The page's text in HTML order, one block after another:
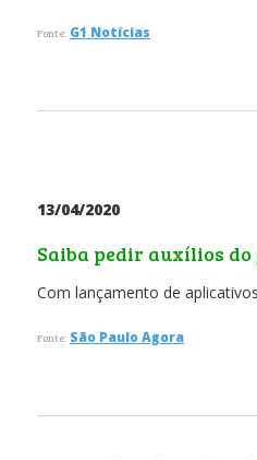
Fonte: G1 Notícias
13/04/2020
Saiba pedir auxílios do
Com lançamento de
Fonte: São Paulo Agora